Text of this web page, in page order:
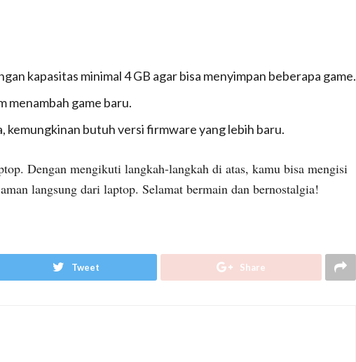
kapasitas minimal 4 GB agar bisa menyimpan beberapa game.
menambah game baru.
kemungkinan butuh versi firmware yang lebih baru.
Dengan mengikuti langkah-langkah di atas, kamu bisa mengisi
langsung dari laptop. Selamat bermain dan bernostalgia!
Tweet Share